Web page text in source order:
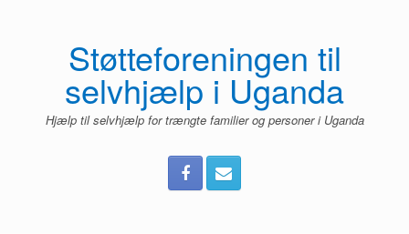
Støtteforeningen til
selvhjælp i Uganda
Hjælp til selvhjælp for trængte familier og personer i Uganda